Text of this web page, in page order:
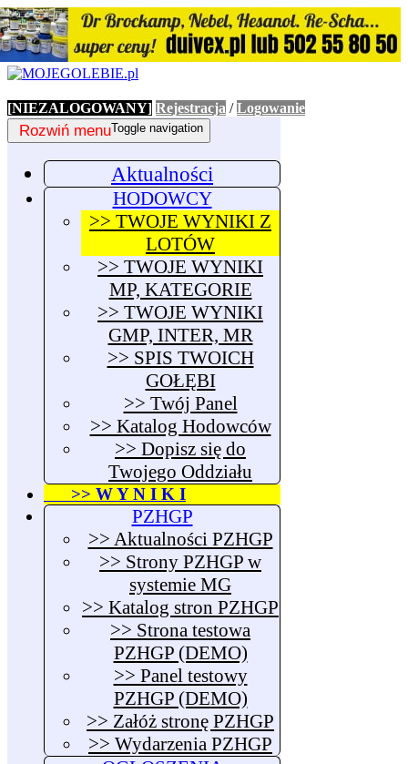
[NIEZALOGOWANY] Rejestracja /Logowanie
Toggle navigation
Rozwiń menu
Aktualności
HODOWCY
>> TWOJE WYNIKI Z
LOTÓW
>> TWOJE WYNIKI
MP, KATEGORIE
>> TWOJE WYNIKI
GMP, INTER, MR
>> SPIS TWOICH
GOŁĘBI
>> Twój Panel
>> Katalog Hodowców
>> Dopisz się do
Twojego Oddziału
>> W Y N I K I
PZHGP
>> Aktualności PZHGP
>> Strony PZHGP w
systemie MG
>> Katalog stron PZHGP
>> Strona testowa
PZHGP (DEMO)
>> Panel testowy
PZHGP (DEMO)
>> Załóż stronę PZHGP
>> Wydarzenia PZHGP